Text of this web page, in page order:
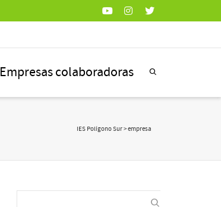
Empresas colaboradoras
IES Polígono Sur>empresa